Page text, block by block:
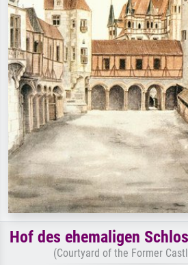
Hof des ehemaligen
(Courtyard of the Former